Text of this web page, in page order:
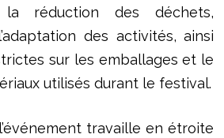
réduction des déchets,
des activités, ainsi
sur les emballages et le
utilisés durant le festival.
travaille en étroite